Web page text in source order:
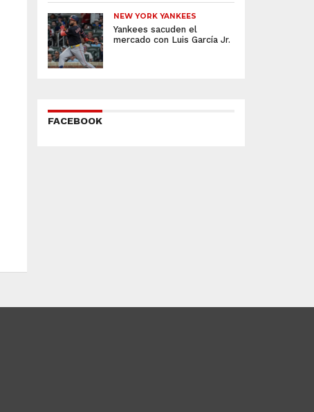
NEW YORK YANKEES
Yankees sacuden el
mercado con Luis García Jr.
FACEBOOK